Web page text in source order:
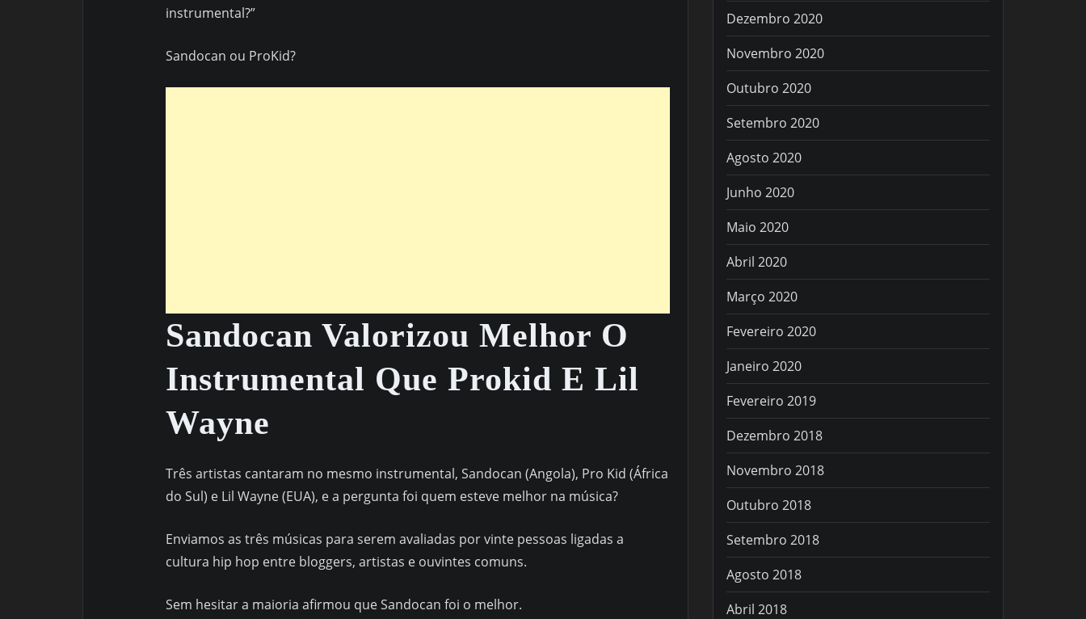
instrumental?”
Sandocan ou ProKid?
Sandocan Valorizou Melhor O
Instrumental Que Prokid E Lil
Wayne
Três artistas cantaram no mesmo instrumental, Sandocan (Angola), Pro Kid (África
do Sul) e Lil Wayne (EUA), e a pergunta foi quem esteve melhor na música?
Enviamos as três músicas para serem avaliadas por vinte pessoas ligadas a
cultura hip hop entre bloggers, artistas e ouvintes comuns.
Sem hesitar a maioria afirmou que Sandocan foi o melhor.
Dezembro 2020
Novembro 2020
Outubro 2020
Setembro 2020
Agosto 2020
Junho 2020
Maio 2020
Abril 2020
Março 2020
Fevereiro 2020
Janeiro 2020
Fevereiro 2019
Dezembro 2018
Novembro 2018
Outubro 2018
Setembro 2018
Agosto 2018
Abril 2018